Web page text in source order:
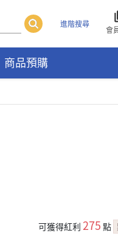
進階搜尋
會
商品預購
可獲得紅利 275 點